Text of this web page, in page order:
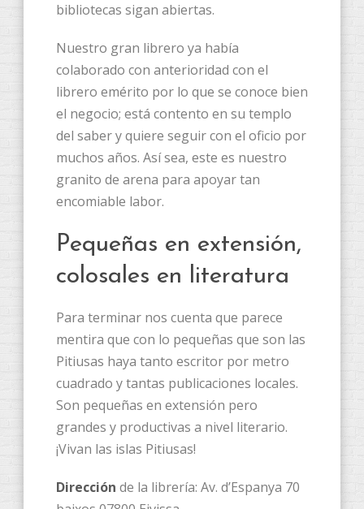
bibliotecas sigan abiertas.
Nuestro gran librero ya había
colaborado con anterioridad con el
librero emérito por lo que se conoce bien
el negocio; está contento en su templo
del saber y quiere seguir con el oficio por
muchos años. Así sea, este es nuestro
granito de arena para apoyar tan
encomiable labor.
Pequeñas en extensión,
colosales en literatura
Para terminar nos cuenta que parece
mentira que con lo pequeñas que son las
Pitiusas haya tanto escritor por metro
cuadrado y tantas publicaciones locales.
Son pequeñas en extensión pero
grandes y productivas a nivel literario.
¡Vivan las islas Pitiusas!
Dirección de la librería: Av. d’Espanya 70